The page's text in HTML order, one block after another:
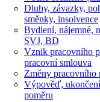
Dluhy, závazky,
směnky, insolvence
Bydlení, nájemné,
SVJ, BD
Vznik pracovního
pracovní smlouva
Změny pracovního
Výpověď,
poměru